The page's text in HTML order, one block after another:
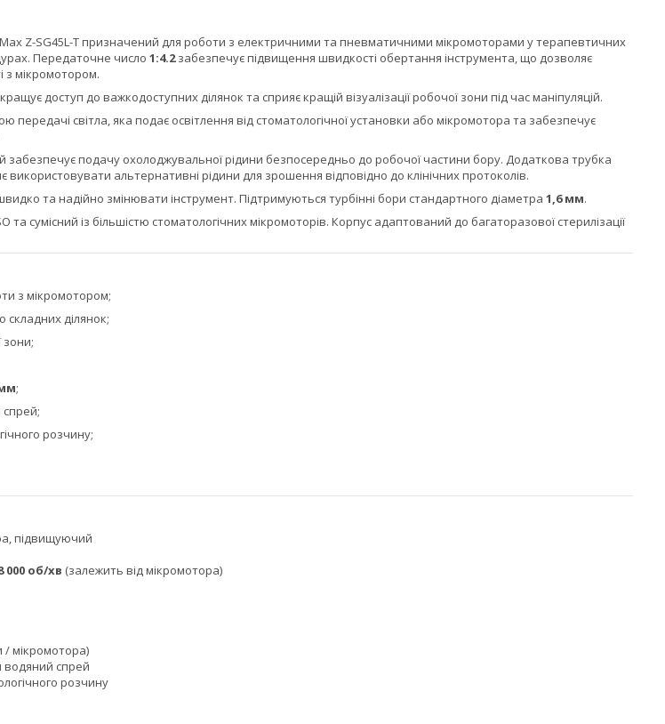
Z-SG45L-T призначений для роботи з електричними та пневматичними мікромоторами у терапевтичних
Передаточне число 1:4.2забезпечує підвищення швидкості обертання інструмента, що дозволяє
з мікромотором.
доступ до важкодоступних ділянок та сприяє кращій візуалізації робочої зони під час маніпуляцій.
світла, яка подає освітлення від стоматологічної установки або мікромотора та забезпечує
забезпечує подачу охолоджувальної рідини безпосередньо до робочої частини бору. Додаткова трубка
використовувати альтернативні рідини для зрошення відповідно до клінічних протоколів.
та надійно змінювати інструмент. Підтримуються турбінні бори стандартного діаметра 1,6 мм.
сумісний із більшістю стоматологічних мікромоторів. Корпус адаптований до багаторазової стерилізації
з мікромотором;
складних ділянок;
зони;
;
розчину;
підвищуючий
000 об/хв (залежить від мікромотора)
/ мікромотора)
водяний спрей
розчину